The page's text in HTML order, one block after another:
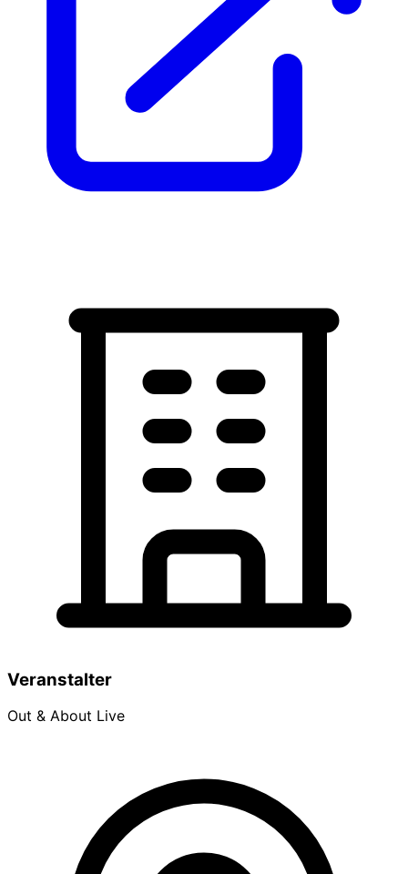
Veranstalter
Out & About Live